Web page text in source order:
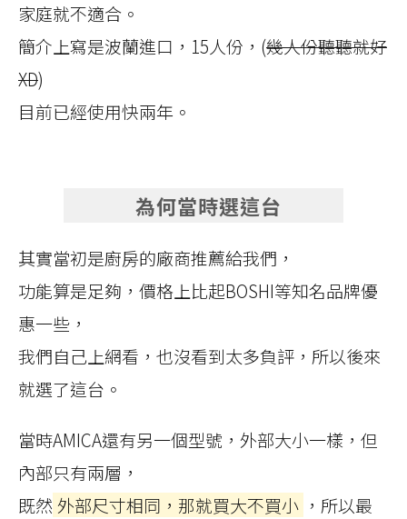
家庭就不適合。
簡介上寫是波蘭進口，15人份，(幾人份聽聽就好
XD)
目前已經使用快兩年。
為何當時選這台
其實當初是廚房的廠商推薦給我們，
功能算是足夠，價格上比起BOSHI等知名品牌優
惠一些，
我們自己上網看，也沒看到太多負評，所以後來
就選了這台。
當時AMICA還有另一個型號，外部大小一樣，但
內部只有兩層，
既然 外部尺寸相同，那就買大不買小 ，所以最